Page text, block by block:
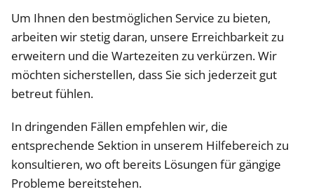
Um Ihnen den bestmöglichen Service zu bieten,
arbeiten wir stetig daran, unsere Erreichbarkeit zu
erweitern und die Wartezeiten zu verkürzen. Wir
möchten sicherstellen, dass Sie sich jederzeit gut
betreut fühlen.
In dringenden Fällen empfehlen wir, die
entsprechende Sektion in unserem Hilfebereich zu
konsultieren, wo oft bereits Lösungen für gängige
Probleme bereitstehen.